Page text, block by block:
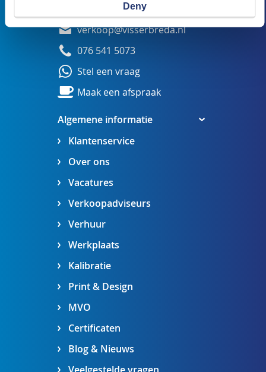
Deny
Algemene informatie
Klantenservice
Over ons
Vacatures
Verkoopadviseurs
Verhuur
Werkplaats
Kalibratie
Print & Design
MVO
Certificaten
Blog & Nieuws
Veldsteen 25, 4815 PK Breda
verkoop@visserbreda.nl
076 541 5073
Stel een vraag
Maak een afspraak